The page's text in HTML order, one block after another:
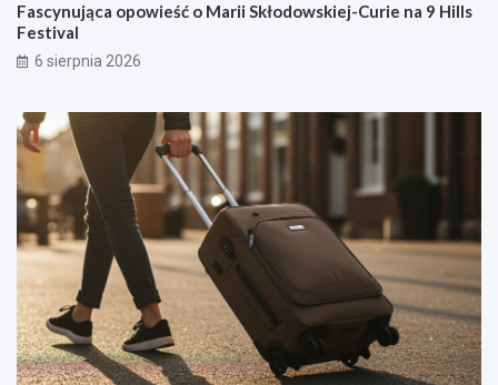
Fascynująca opowieść o Marii Skłodowskiej-Curie na 9 Hills
Festival
6 sierpnia 2026